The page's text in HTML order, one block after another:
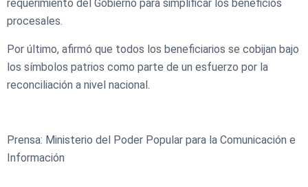
requerimiento del Gobierno para simplificar los beneficios
procesales.
Por último, afirmó que todos los beneficiarios se cobijan bajo
los símbolos patrios como parte de un esfuerzo por la
reconciliación a nivel nacional.
Prensa: Ministerio del Poder Popular para la Comunicación e
Información